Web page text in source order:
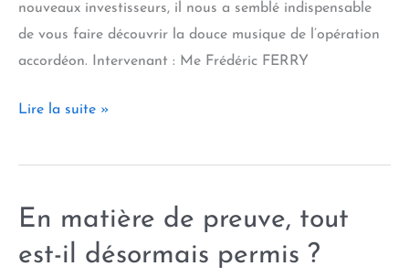
nouveaux investisseurs, il nous a semblé indispensable
de vous faire découvrir la douce musique de l’opération
accordéon. Intervenant : Me Frédéric FERRY
Refinancement
société
déficit :
douce
Lire la suite »
En matière de preuve, tout
est-il désormais permis ?